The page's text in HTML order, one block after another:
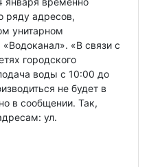
ряду адресов,
унитарном
«В связи с
городского
воды c 10:00 до
не будет в
в сообщении. Так,
ул.